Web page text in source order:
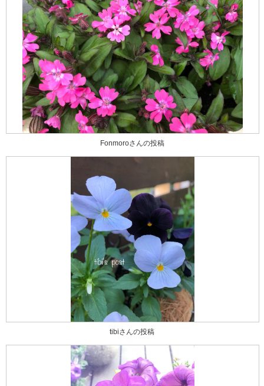
Fonmoroさんの投稿
tibiさんの投稿